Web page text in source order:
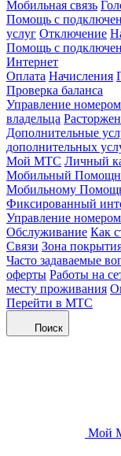
Мобильная связь
Помощь с
услуг Отключение
Помощь с
Интернет
Оплата Начисления
Проверка баланса
Управление номером
владельца
Дополнительные
дополнительных
Мой МТС Личный
Мобильный
Мобильному
Фиксированный
Управление номером
Обслуживание Как
Связи Зона
Часто задаваемые
оферты Работы на
месту проживания
Перейти в МТС
Поиск
Мой